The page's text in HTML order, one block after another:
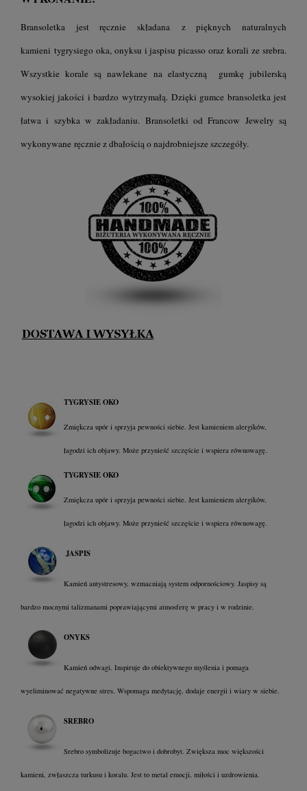
Bransoletka jest ręcznie składana z pięknych naturalnych
kamieni tygrysiego oka, onyksu i jaspisu picasso oraz korali ze srebra.
Wszystkie korale są nawlekane na elastyczną gumkę jubilerską
wysokiej jakości i bardzo wytrzymałą. Dzięki gumce bransoletka jest
łatwa i szybka w zakładaniu. Bransoletki od Francow Jewelry są
wykonywane ręcznie z dbałością o najdrobniejsze szczegóły.
TYGRYSIE OKO
Zmiękcza upór i sprzyja pewności siebie. Jest kamieniem alergików,
łagodzi ich objawy. Może przynieść szczęście i wspiera równowagę.
TYGRYSIE OKO
Zmiękcza upór i sprzyja pewności siebie. Jest kamieniem alergików,
łagodzi ich objawy. Może przynieść szczęście i wspiera równowagę.
JASPIS
Kamień antystresowy, wzmacniają system odpornościowy. Jaspisy są
bardzo mocnymi talizmanami poprawiającymi atmosferę w pracy i w rodzinie.
ONYKS
Kamień odwagi. Inspiruje do obiektywnego myślenia i pomaga
wyeliminować negatywne stres. Wspomaga medytację, dodaje energii i wiary w siebie.
SREBRO
Srebro symbolizuje bogactwo i dobrobyt. Zwiększa moc większości
kamieni, zwłaszcza turkusu i koralu. Jest to metal emocji, miłości i uzdrowienia.